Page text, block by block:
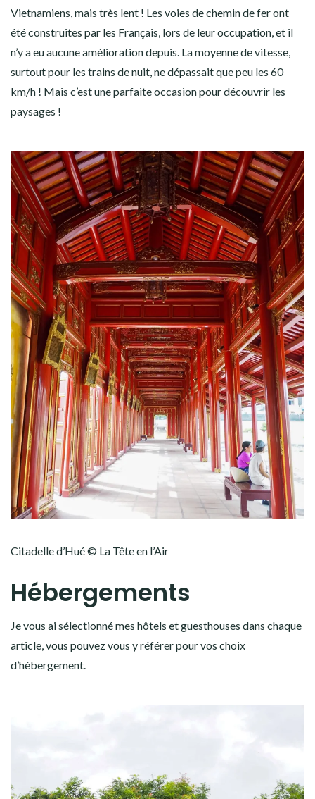
Vietnamiens, mais très lent ! Les voies de chemin de fer ont
été construites par les Français, lors de leur occupation, et il
n’y a eu aucune amélioration depuis. La moyenne de vitesse,
surtout pour les trains de nuit, ne dépassait que peu les 60
km/h ! Mais c’est une parfaite occasion pour découvrir les
paysages !
Citadelle d’Hué © La Tête en l’Air
Hébergements
Je vous ai sélectionné mes hôtels et guesthouses dans chaque
article, vous pouvez vous y référer pour vos choix
d’hébergement.